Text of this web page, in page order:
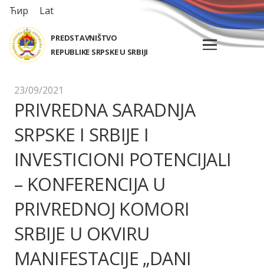
Ћир Lat
PREDSTAVNIŠTVO
REPUBLIKE SRPSKE U SRBIJI
23/09/2021
PRIVREDNA SARADNJA
SRPSKE I SRBIJE I
INVESTICIONI POTENCIJALI
– KONFERENCIJA U
PRIVREDNOJ KOMORI
SRBIJE U OKVIRU
MANIFESTACIJE „DANI